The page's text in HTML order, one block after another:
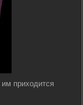
приходится